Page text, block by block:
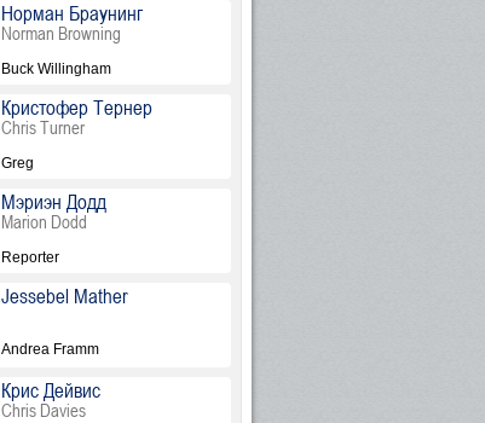
Норман Браунинг
Norman Browning
Buck Willingham
Кристофер Тернер
Chris Turner
Greg
Мэриэн Додд
Marion Dodd
Reporter
Jessebel Mather
Andrea Framm
Крис Дейвис
Chris Davies